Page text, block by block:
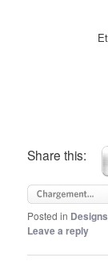
Share this:
Posted in Designs
Leave a reply